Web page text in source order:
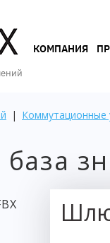
КОМПАНИЯ
| Коммутационные
база